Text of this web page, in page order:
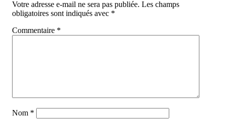
Votre adresse e-mail ne sera pas publiée. Les champs
obligatoires sont indiqués avec *
Commentaire *
Nom *